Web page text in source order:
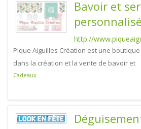
Bavoir et
http://
Pique Aiguilles Création est une
dans la création et la vente de bavoir et
Cadeaux